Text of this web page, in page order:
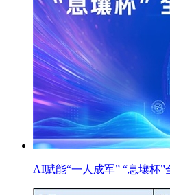
AI赋能“一人成军” “息壤杯